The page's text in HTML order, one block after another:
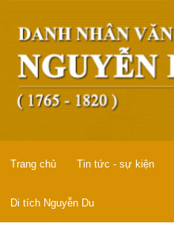
Trang chủ Tin tức - sự kiện
Di tích Nguyễn Du